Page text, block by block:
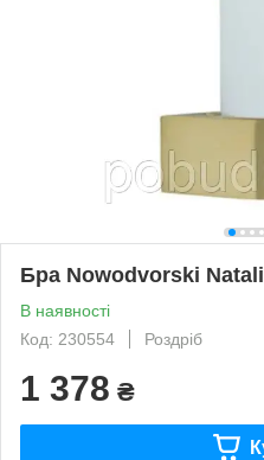
Бра Nowodvorski
В наявності
Код: 230554
Роздріб
1 378 ₴